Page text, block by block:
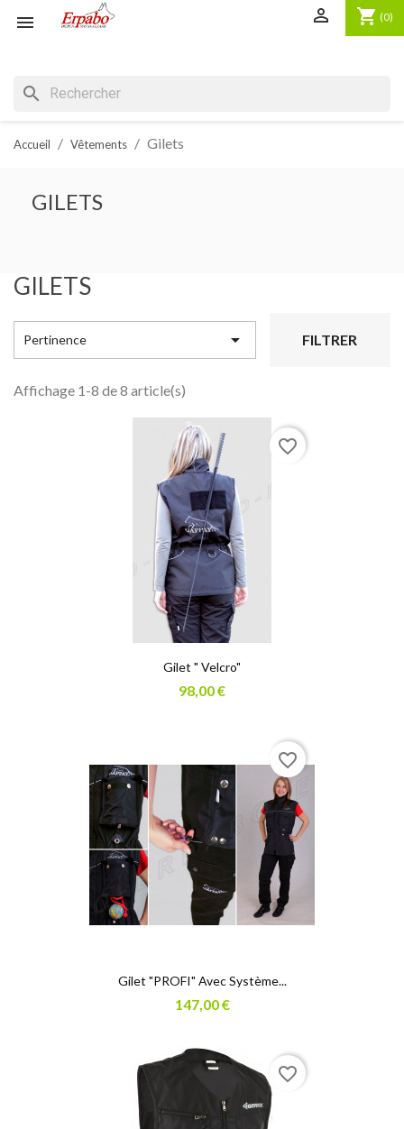
 shopping_cart (0)

search
Accueil Vêtements Gilets
GILETS
GILETS
Pertinence  FILTRER
Affichage 1-8 de 8 article(s)
Gilet " Velcro"
98,00 €
favorite_border
Gilet "PROFI" Avec Système...
147,00 €
favorite_border
favorite_border